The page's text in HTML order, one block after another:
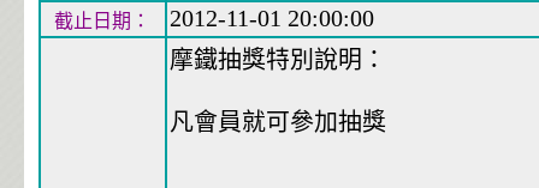
截止日期： 2012-11-01 20:00:00
摩鐵抽獎特別說明：
凡會員就可參加抽獎